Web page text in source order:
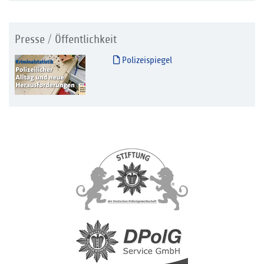
Presse / Öffentlichkeit
Polizeispiegel